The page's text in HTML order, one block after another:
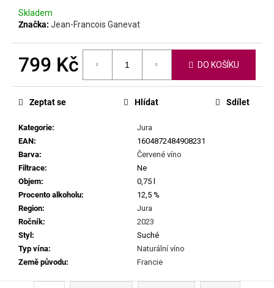
Skladem
Značka: Jean-Francois Ganevat
799 Kč DO KOŠÍKU
Kategorie:
Jura
EAN:
1604872484908231
Barva:
Červené víno
Filtrace:
Ne
Objem:
0,75 l
Procento alkoholu:
12,5 %
Region:
Jura
Ročník:
2023
Styl :
Suché
Typ vína:
Naturální víno
Země původu: Francie
Zeptat se Hlídat Sdílet
u
č
u
m
e
CHRISTIAN
TSCHIDA
BIRDSCAPE
2022
PINK
749
Kč